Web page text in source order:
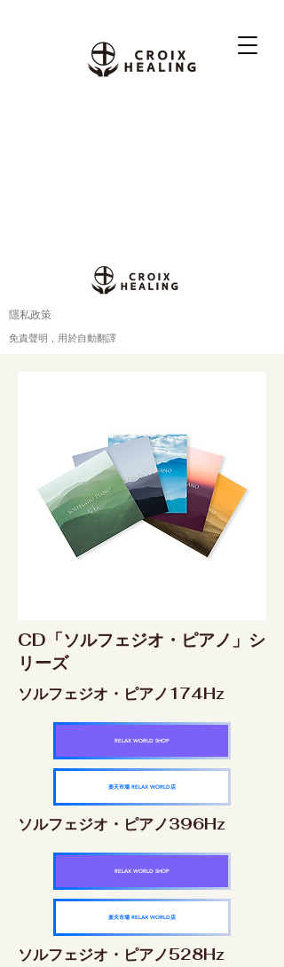
隱私政策
免責聲明，用於自動翻譯
CD「ソルフェジオ・ピアノ」シ
リーズ
ソルフェジオ・ピアノ174Hz
RELAX WORLD SHOP
楽天市場 RELAX WORLD店
ソルフェジオ・ピアノ396Hz
RELAX WORLD SHOP
楽天市場 RELAX WORLD店
ソルフェジオ・ピアノ528Hz